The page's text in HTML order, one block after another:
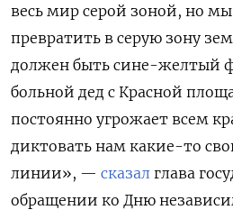
весь мир серой зоной, но
превратить в серую зону
должен быть сине-желтый
больной дед с Красной
постоянно угрожает всем
диктовать нам какие-то
линии», — сказал глава
обращении ко Дню